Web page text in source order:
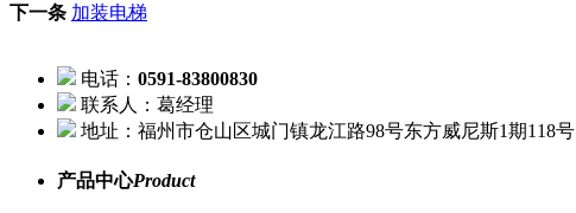
下一条 加装电梯
电话： 0591-83800830
联系人：葛经理
地址：福州市仓山区城门镇龙江路98号东方威尼斯1期118号
产品中心Product